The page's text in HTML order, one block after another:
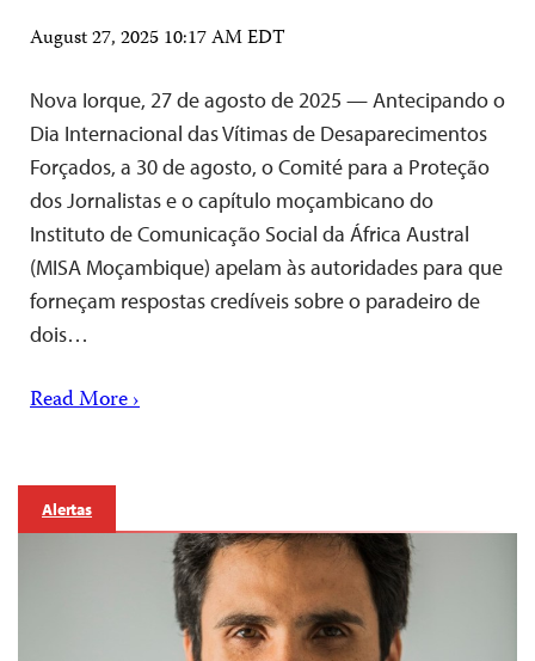
August 27, 2025 10:17 AM EDT
Nova Iorque, 27 de agosto de 2025 — Antecipando o
Dia Internacional das Vítimas de Desaparecimentos
Forçados, a 30 de agosto, o Comité para a Proteção
dos Jornalistas e o capítulo moçambicano do
Instituto de Comunicação Social da África Austral
(MISA Moçambique) apelam às autoridades para que
forneçam respostas credíveis sobre o paradeiro de
dois…
Read More ›
Alertas